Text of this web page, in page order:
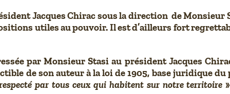
Jacques Chirac sous la direction de Monsieur
utiles au pouvoir. Il est d’ailleurs fort
par Monsieur Stasi au président Jacques
de son auteur à la loi de 1905, base juridique
par tous ceux qui habitent sur notre territoire